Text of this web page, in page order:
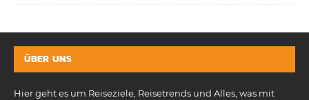
ÜBER UNS
Hier geht es um Reiseziele, Reisetrends und Alles, was mit